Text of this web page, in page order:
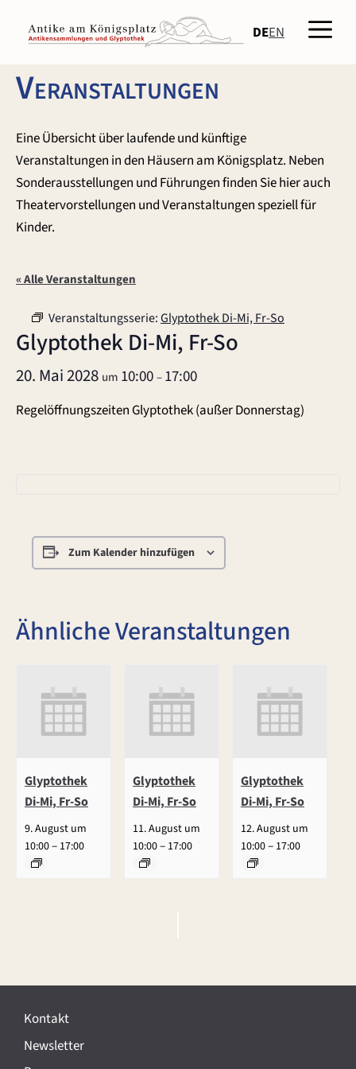
Inhalt
springen
DEEN
Veranstaltungen
Eine Übersicht über laufende und künftige
Veranstaltungen in den Häusern am Königsplatz. Neben
Sonderausstellungen und Führungen finden Sie hier auch
Theatervorstellungen und Veranstaltungen speziell für
Kinder.
« Alle Veranstaltungen
Veranstaltungsserie:Glyptothek Di-Mi, Fr-So
Glyptothek Di-Mi, Fr-So
20. Mai 2028 um 10:00–17:00
Regelöffnungszeiten Glyptothek (außer Donnerstag)
Zum Kalender hinzufügen
Ähnliche Veranstaltungen
Glyptothek
Di-Mi, Fr-So
9. August um
10:00– 17:00
Glyptothek
Di-Mi, Fr-So
11. August um
10:00– 17:00
Glyptothek
Di-Mi, Fr-So
12. August um
10:00– 17:00
e
a
n
Kontakt
Newsletter